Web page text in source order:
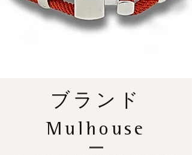
ブランド
Mulhouse